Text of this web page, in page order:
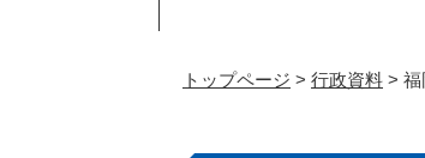
トップページ > 行政資料 > 福